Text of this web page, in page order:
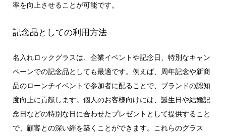
率を向上させることが可能です。
記念品としての利用方法
名入れロックグラスは、企業イベントや記念日、特別なキャン
ペーンでの記念品としても最適です。例えば、周年記念や新商
品のローンチイベントで参加者に配ることで、ブランドの認知
度向上に貢献します。個人のお客様向けには、誕生日や結婚記
念日などの特別な日に合わせたプレゼントとして提供すること
で、顧客との深い絆を築くことができます。これらのグラス